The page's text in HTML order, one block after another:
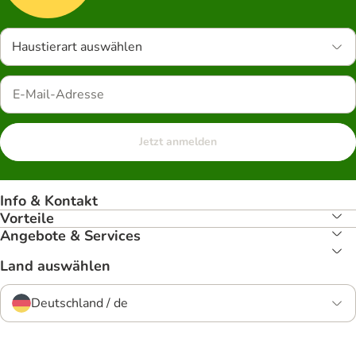
Haustierart auswählen
Jetzt anmelden
Info & Kontakt
Vorteile
Angebote & Services
Land auswählen
Deutschland / de